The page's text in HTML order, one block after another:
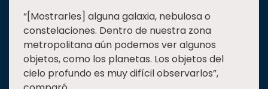
“[Mostrarles] alguna galaxia, nebulosa o
constelaciones. Dentro de nuestra zona
metropolitana aún podemos ver algunos
objetos, como los planetas. Los objetos del
cielo profundo es muy difícil observarlos”,